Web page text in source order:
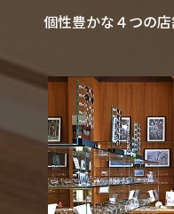
個性豊かな４つの